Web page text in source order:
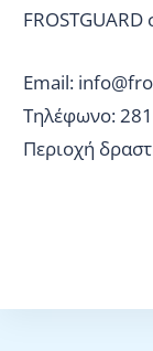
FROSTGUARD
Email:
Τηλέφωνο:
Περιοχή